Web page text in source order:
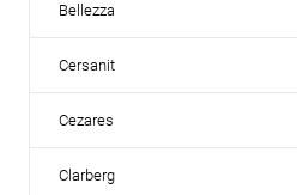
Bellezza
Cersanit
Cezares
Clarberg